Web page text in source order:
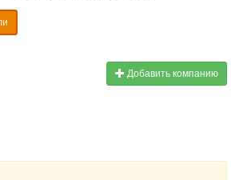
Добавить компанию